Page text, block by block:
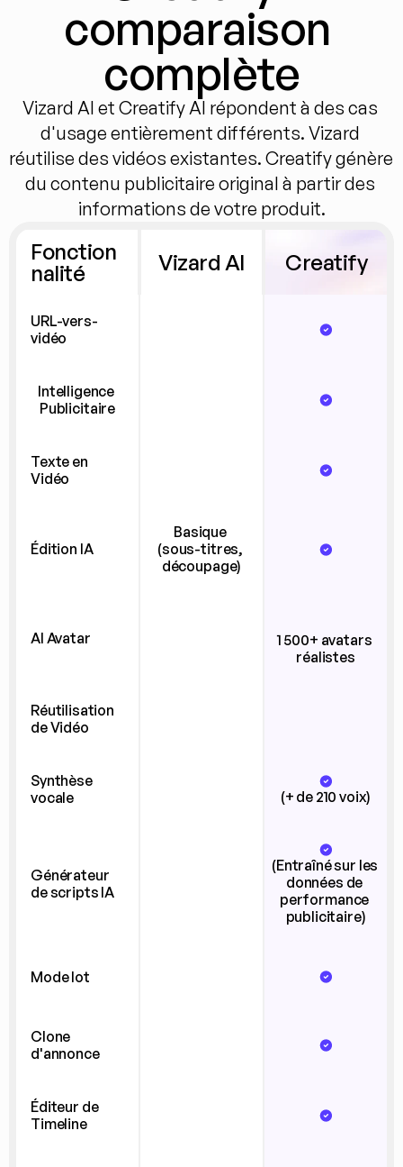
comparaison
complète
Vizard AI et Creatify AI répondent à des cas
d'usage entièrement différents. Vizard
réutilise des vidéos existantes. Creatify génère
du contenu publicitaire original à partir des
informations de votre produit.
Fonction
nalité
Vizard AI Creatify
URL-vers-
vidéo
Intelligence
Publicitaire
Texte en
Vidéo
Édition IA
Basique
(sous-titres,
découpage)
AI Avatar
1 500+ avatars
réalistes
Réutilisation
de Vidéo
Synthèse
vocale
(+ de 210 voix)
Générateur
de scripts IA
(Entraîné sur les
données de
performance
publicitaire)
Mode lot
Clone
d'annonce
Éditeur de
Timeline